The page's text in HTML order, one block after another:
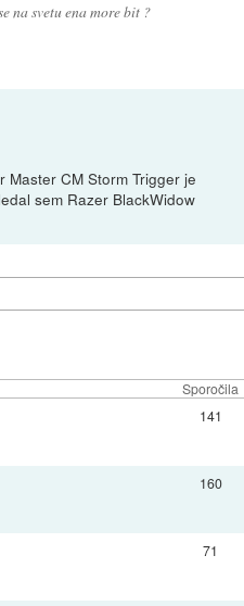
na svetu ena more bit ?
CM Storm Trigger je
sem Razer BlackWidow
Sporočila
141
160
71